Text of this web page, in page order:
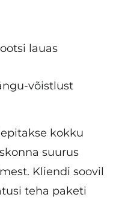
lauas
võistlust
kokku
suurus
Kliendi soovil
teha paketi